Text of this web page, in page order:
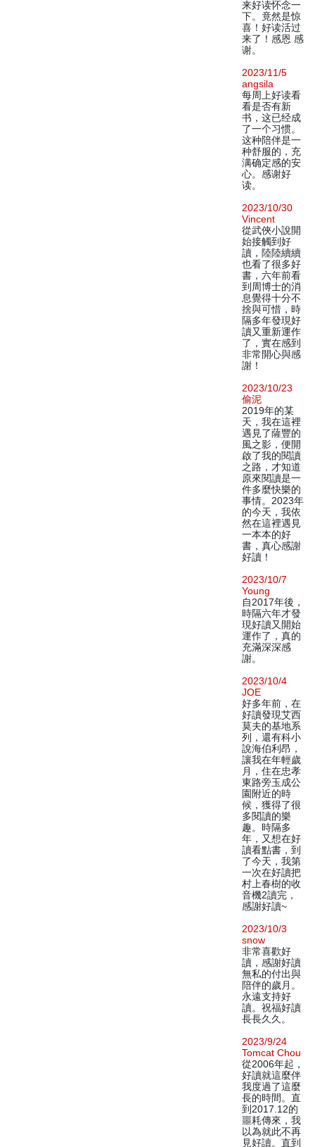
来好读怀念一
下。竟然是惊
喜！好读活过
来了！感恩 感
谢。
2023/11/5
angsila
每周上好读看
看是否有新
书，这已经成
了一个习惯。
这种陪伴是一
种舒服的，充
满确定感的安
心。感谢好
读。
2023/10/30
Vincent
從武俠小說開
始接觸到好
讀，陸陸續續
也看了很多好
書，六年前看
到周博士的消
息覺得十分不
捨與可惜，時
隔多年發現好
讀又重新運作
了，實在感到
非常開心與感
謝！
2023/10/23
偷泥
2019年的某
天，我在這裡
遇見了薩豐的
風之影，便開
啟了我的閱讀
之路，才知道
原來閱讀是一
件多麼快樂的
事情。2023年
的今天，我依
然在這裡遇見
一本本的好
書，真心感謝
好讀！
2023/10/7
Young
自2017年後，
時隔六年才發
現好讀又開始
運作了，真的
充滿深深感
謝。
2023/10/4
JOE
好多年前，在
好讀發現艾西
莫夫的基地系
列，還有科小
說海伯利昂，
讓我在年輕歲
月，住在忠孝
東路旁玉成公
園附近的時
候，獲得了很
多閱讀的樂
趣。時隔多
年，又想在好
讀看點書，到
了今天，我第
一次在好讀把
村上春樹的收
音機2讀完，
感謝好讀~
2023/10/3
snow
非常喜歡好
讀，感謝好讀
無私的付出與
陪伴的歲月。
永遠支持好
讀。祝福好讀
長長久久。
2023/9/24
Tomcat Chou
從2006年起，
好讀就這麼伴
我度過了這麼
長的時間。直
到2017.12的
噩耗傳來，我
以為就此不再
見好讀。直到